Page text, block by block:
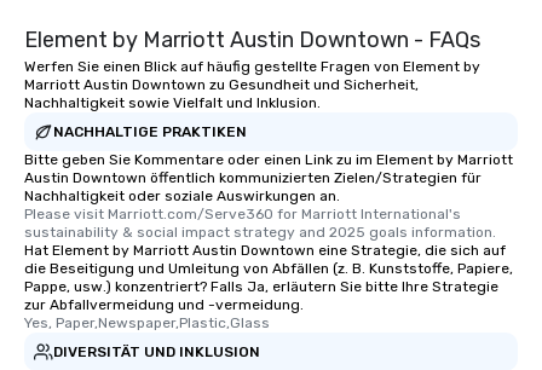
Element by Marriott Austin Downtown - FAQs
Werfen Sie einen Blick auf häufig gestellte Fragen von Element by
Marriott Austin Downtown zu Gesundheit und Sicherheit,
Nachhaltigkeit sowie Vielfalt und Inklusion.
NACHHALTIGE PRAKTIKEN
Bitte geben Sie Kommentare oder einen Link zu im Element by Marriott
Austin Downtown öffentlich kommunizierten Zielen/Strategien für
Nachhaltigkeit oder soziale Auswirkungen an.
Please visit Marriott.com/Serve360 for Marriott International's
sustainability & social impact strategy and 2025 goals information.
Hat Element by Marriott Austin Downtown eine Strategie, die sich auf
die Beseitigung und Umleitung von Abfällen (z. B. Kunststoffe, Papiere,
Pappe, usw.) konzentriert? Falls Ja, erläutern Sie bitte Ihre Strategie
zur Abfallvermeidung und -vermeidung.
Yes, Paper,Newspaper,Plastic,Glass
DIVERSITÄT UND INKLUSION